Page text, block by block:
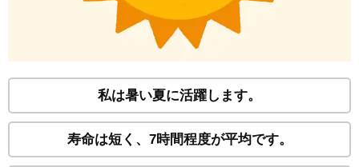
私は暑い夏に活躍します。
寿命は短く、7時間程度が平均です。